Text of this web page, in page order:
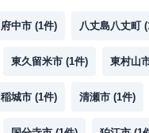
府中市 (1件) 八丈島八丈町 (
東久留米市 (1件) 東村山
稲城市 (1件) 清瀬市 (1件)